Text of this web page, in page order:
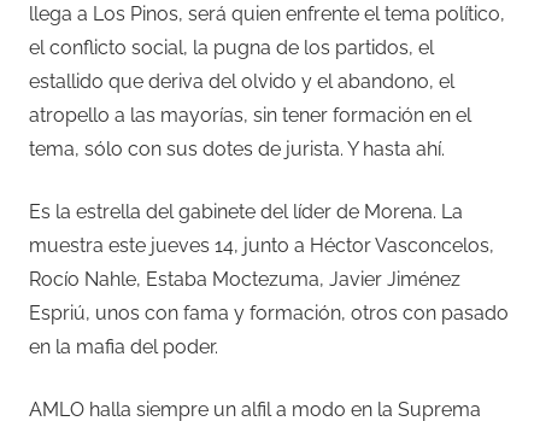
llega a Los Pinos, será quien enfrente el tema político,
el conflicto social, la pugna de los partidos, el
estallido que deriva del olvido y el abandono, el
atropello a las mayorías, sin tener formación en el
tema, sólo con sus dotes de jurista. Y hasta ahí.
Es la estrella del gabinete del líder de Morena. La
muestra este jueves 14, junto a Héctor Vasconcelos,
Rocío Nahle, Estaba Moctezuma, Javier Jiménez
Espriú, unos con fama y formación, otros con pasado
en la mafia del poder.
AMLO halla siempre un alfil a modo en la Suprema